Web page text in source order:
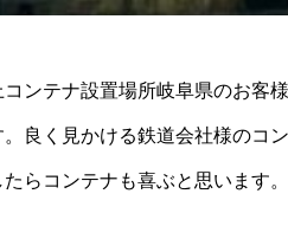
コンテナ設置場所岐阜県のお客
。良く見かける鉄道会社様のコ
たらコンテナも喜ぶと思います。